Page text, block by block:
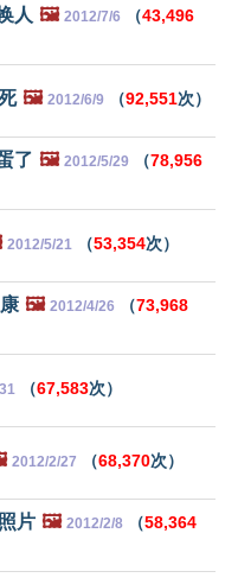
人 🖼️ 2012/7/6 （43,496
🖼️ 2012/6/9 （92,551次）
了 🖼️ 2012/5/29 （78,956
2012/5/21 （53,354次）
🖼️ 2012/4/26 （73,968
（67,583次）
2012/2/27 （68,370次）
片 🖼️ 2012/2/8 （58,364